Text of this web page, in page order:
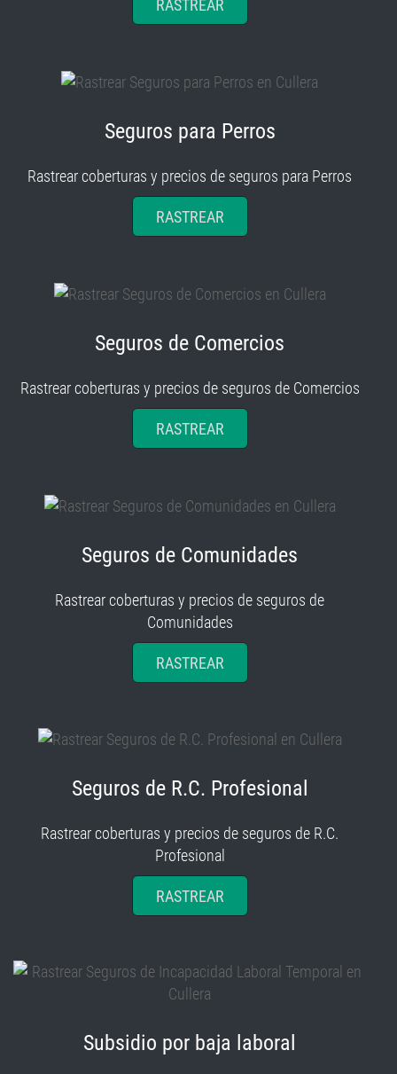
RASTREAR
Seguros para Perros
Rastrear coberturas y precios de seguros para Perros
RASTREAR
Seguros de Comercios
Rastrear coberturas y precios de seguros de Comercios
RASTREAR
Seguros de Comunidades
Rastrear coberturas y precios de seguros de
Comunidades
RASTREAR
Seguros de R.C. Profesional
Rastrear coberturas y precios de seguros de R.C.
Profesional
RASTREAR
Subsidio por baja laboral